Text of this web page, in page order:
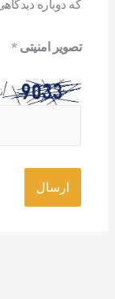
که دوباره
تصویر امنیتی*